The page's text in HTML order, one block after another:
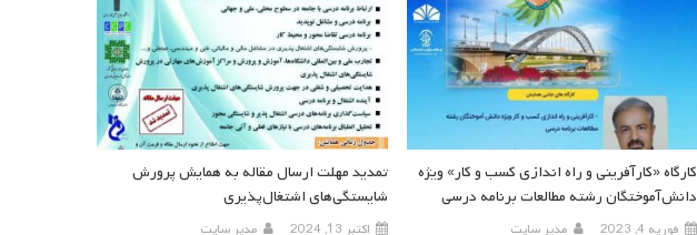
تمدید مهلت ارسال مقاله به همایش پرورش
شایستگی‌های اشتغال‌پذیری
اکتبر 13, 2024 مدیر سایت
کارگاه «کارآفرینی و راه اندازی کسب و کار» ویژه
دانش‌آموختگان رشته مطالعات برنامه درسی
فوریه 4, 2023 مدیر سایت